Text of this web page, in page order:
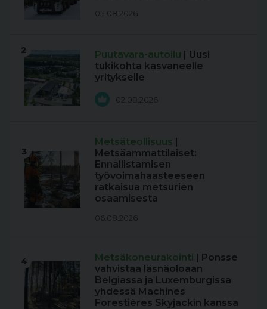
03.08.2026
2 Puutavara-autoilu | Uusi
tukikohta kasvaneelle
yritykselle
02.08.2026
3
Metsäteollisuus |
Metsäammattilaiset:
Ennallistamisen
työvoimahaasteeseen
ratkaisua metsurien
osaamisesta
06.08.2026
4 Metsäkoneurakointi | Ponsse
vahvistaa läsnäoloaan
Belgiassa ja Luxemburgissa
yhdessä Machines
Forestières Skyjackin kanssa